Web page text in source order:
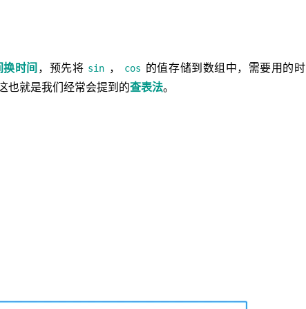
换时间 ，预先将 sin ， cos 的值存储到数组中，需要用的时
也就是我们经常会提到的查表法。